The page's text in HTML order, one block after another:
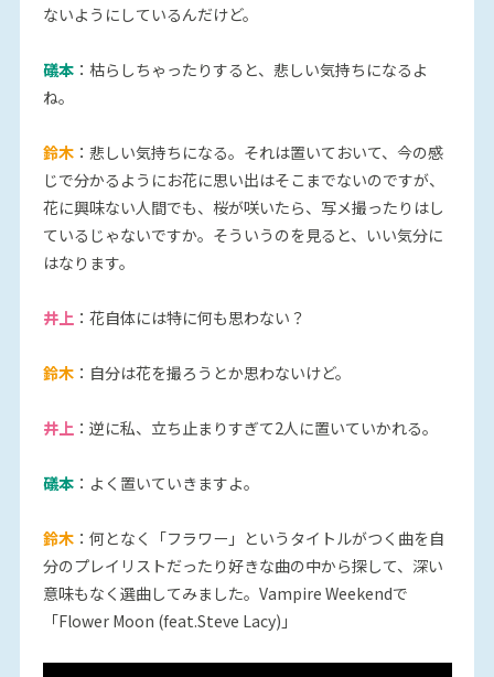
ないようにしているんだけど。
礒本：枯らしちゃったりすると、悲しい気持ちになるよ
ね。
鈴木：悲しい気持ちになる。それは置いておいて、今の感
じで分かるようにお花に思い出はそこまでないのですが、
花に興味ない人間でも、桜が咲いたら、写メ撮ったりはし
ているじゃないですか。そういうのを見ると、いい気分に
はなります。
井上：花自体には特に何も思わない？
鈴木：自分は花を撮ろうとか思わないけど。
井上：逆に私、立ち止まりすぎて2人に置いていかれる。
礒本：よく置いていきますよ。
鈴木：何となく「フラワー」というタイトルがつく曲を自
分のプレイリストだったり好きな曲の中から探して、深い
意味もなく選曲してみました。Vampire Weekendで
「Flower Moon (feat.Steve Lacy)」